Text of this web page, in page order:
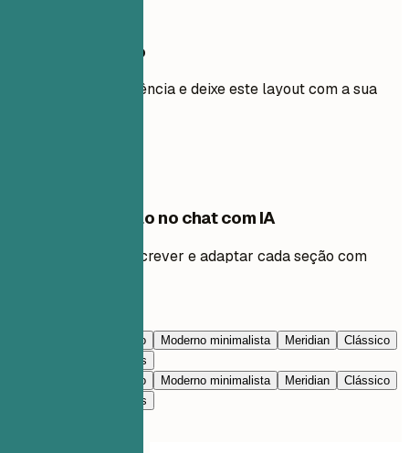
Use este modelo
Adicione sua experiência e deixe este layout com a sua
Edite este modelo no chat com IA
Peça à IA para reescrever e adaptar cada seção com
Prestígio Moderno minimalista Meridian
Clássico
Nimbus
Prestígio Moderno minimalista Meridian
Clássico
Nimbus